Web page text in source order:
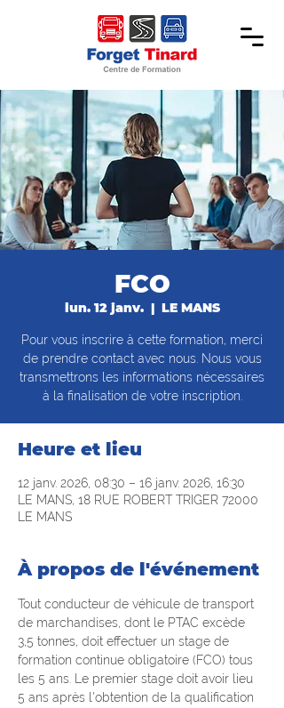
FCO
lun. 12 janv.
  |
LE MANS
Pour vous inscrire à cette formation, merci
de prendre contact avec nous. Nous vous
transmettrons les informations nécessaires
à la finalisation de votre inscription.
Heure et lieu
12 janv. 2026, 08:30 – 16 janv. 2026, 16:30
LE MANS, 18 RUE ROBERT TRIGER 72000
LE MANS
À propos de l'événement
Tout conducteur de véhicule de transport
de marchandises, dont le PTAC excède
3,5 tonnes, doit effectuer un stage de
formation continue obligatoire (FCO) tous
les 5 ans. Le premier stage doit avoir lieu
5 ans après l'obtention de la qualification